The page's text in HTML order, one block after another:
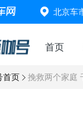
北京车
首页
首页 挽救两个家庭